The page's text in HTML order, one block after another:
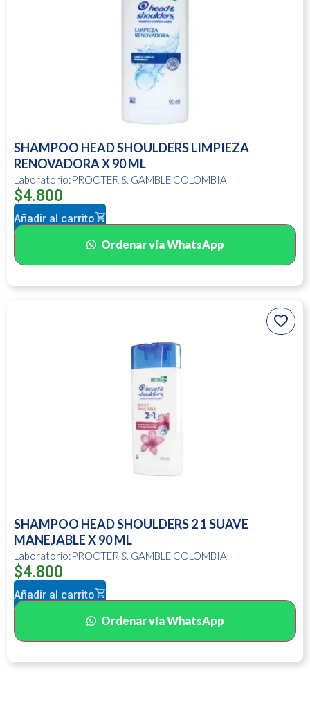
SHAMPOO HEAD SHOULDERS LIMPIEZA
RENOVADORA X 90 ML
Laboratorio:PROCTER & GAMBLE COLOMBIA
$4.800
Añadir al carrito
Ordenar vía WhatsApp
SHAMPOO HEAD SHOULDERS 2 1 SUAVE
MANEJABLE X 90 ML
Laboratorio:PROCTER & GAMBLE COLOMBIA
$4.800
Añadir al carrito
Ordenar vía WhatsApp